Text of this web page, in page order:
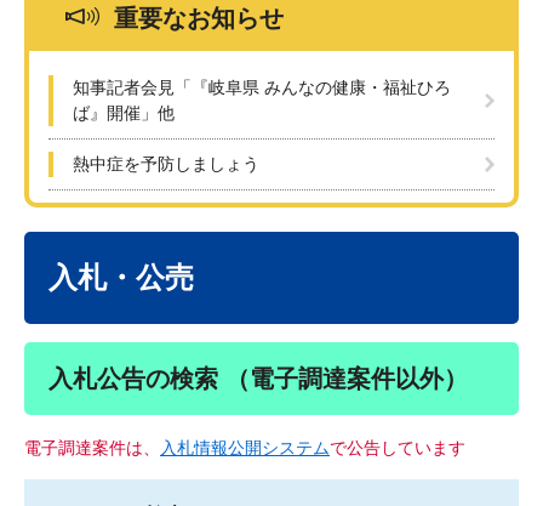
重要なお知らせ
知事記者会見「『岐阜県 みんなの健康・福祉ひろ
ば』開催」他
熱中症を予防しましょう
入札・公売
入札公告の検索 （電子調達案件以外）
電子調達案件は、 入札情報公開システムで公告しています